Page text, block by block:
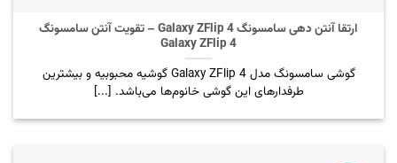
ارتقا آنتن دهی سامسونگ Galaxy ZFlip 4 – تقویت آنتن سامسونگ
Galaxy ZFlip 4
گوشی سامسونگ مدل Galaxy ZFlip 4 گوشیه محبوبیه و بیشترین
طرفدارهای این گوشی خانوم‌ها می‌باشد. [...]